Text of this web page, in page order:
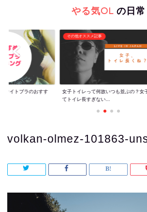
やる気OLの日常
ナイトブラのおすす
その他オススメ記事
女子トイレって何故いつも並ぶの？女
てトイレ長すぎない...
volkan-olmez-101863-